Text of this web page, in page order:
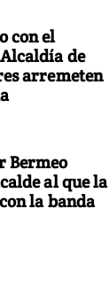
con el
de
arremeten
Bermeo
al que la
la banda